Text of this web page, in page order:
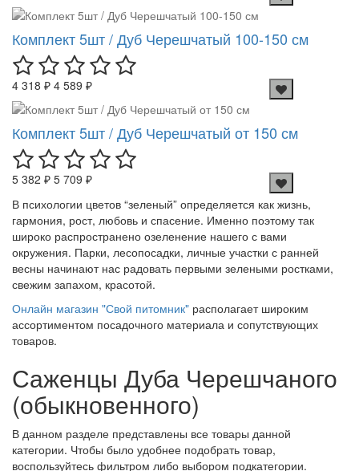
Комплект 5шт / Дуб Черешчатый 100-150 см
4 318 ₽ 4 589 ₽
Комплект 5шт / Дуб Черешчатый от 150 см
5 382 ₽ 5 709 ₽
В психологии цветов “зеленый” определяется как жизнь,
гармония, рост, любовь и спасение. Именно поэтому так
широко распространено озеленение нашего с вами
окружения. Парки, лесопосадки, личные участки с ранней
весны начинают нас радовать первыми зелеными ростками,
свежим запахом, красотой.
Онлайн магазин "Свой питомник" располагает широким
ассортиментом посадочного материала и сопутствующих
товаров.
Саженцы Дуба Черешчаного
(обыкновенного)
В данном разделе представлены все товары данной
категории. Чтобы было удобнее подобрать товар,
воспользуйтесь фильтром либо выбором подкатегории.